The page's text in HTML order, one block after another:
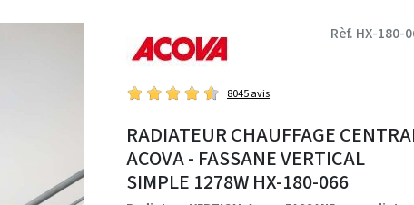
Rèf. HX-180-
8045 avis
RADIATEUR CHAUFFAGE
ACOVA - FASSANE VERTICAL
SIMPLE 1278W HX-180-066